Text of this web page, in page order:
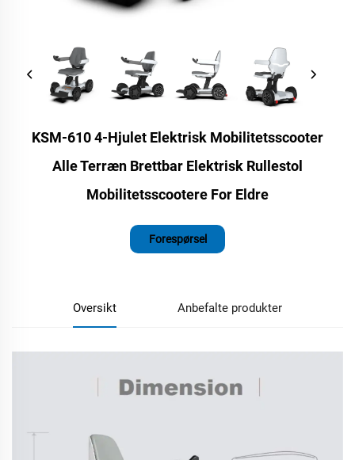
KSM-610 4-Hjulet Elektrisk Mobilitetsscooter
Alle Terræn Brettbar Elektrisk Rullestol
Mobilitetsscootere For Eldre
Forespørsel
Oversikt Anbefalte produkter